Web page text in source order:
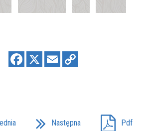
Następna Pdf